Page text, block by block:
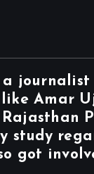
a
like Amar
Rajasthan
study
got